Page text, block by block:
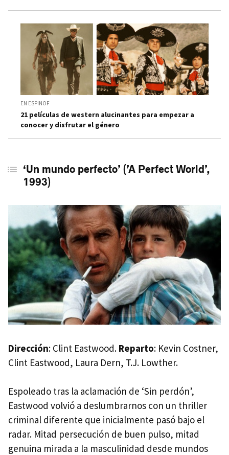
EN ESPINOF
21 películas de western alucinantes para empezar a
conocer y disfrutar el género
‘Un mundo perfecto’ (’A Perfect World’,
1993)
Dirección: Clint Eastwood. Reparto: Kevin Costner,
Clint Eastwood, Laura Dern, T.J. Lowther.
Espoleado tras la aclamación de ‘Sin perdón’,
Eastwood volvió a deslumbrarnos con un thriller
criminal diferente que inicialmente pasó bajo el
radar. Mitad persecución de buen pulso, mitad
genuina mirada a la masculinidad desde mundos